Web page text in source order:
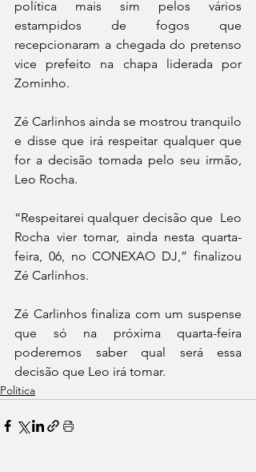
política mais sim pelos vários
estampidos de fogos que
recepcionaram a chegada do pretenso
vice prefeito na chapa liderada por
Zominho.
Zé Carlinhos ainda se mostrou tranquilo
e disse que irá respeitar qualquer que
for a decisão tomada pelo seu irmão,
Leo Rocha.
“Respeitarei qualquer decisão que  Leo
Rocha vier tomar, ainda nesta quarta-
feira, 06, no CONEXAO DJ,” finalizou
Zé Carlinhos.
Zé Carlinhos finaliza com um suspense
que só na próxima quarta-feira
poderemos saber qual será essa
decisão que Leo irá tomar.
Política